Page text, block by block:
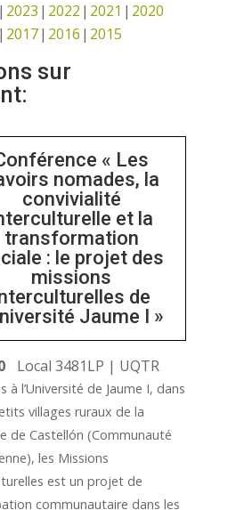
2023 2022 2021
2020
2017 2016 2015
sur
« Les
nomades, la
convivialité
et la
transformation
: le projet des
missions
de
Jaume I »
Local 3481LP | UQTR
à l’Université de Jaume I, dans
villages ruraux de la
de Castellón (Communauté
les Missions
est un projet de
communautaire dans les